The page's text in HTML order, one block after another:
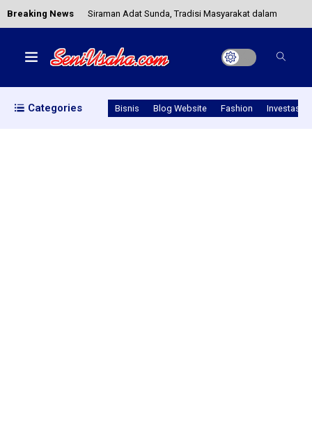
Breaking News Siraman Adat Sunda, Tradisi Masyarakat dalam
Pola Pikir Entrepreneur Jadi Pebisnis Sukses
Categories Bisnis Blog Website Fashion Investasi